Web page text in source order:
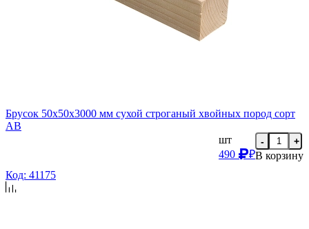
Брусок 50х50х3000 мм сухой строганый хвойных пород сорт
AB
шт
490
₽
- +
В корзину
Код: 41175